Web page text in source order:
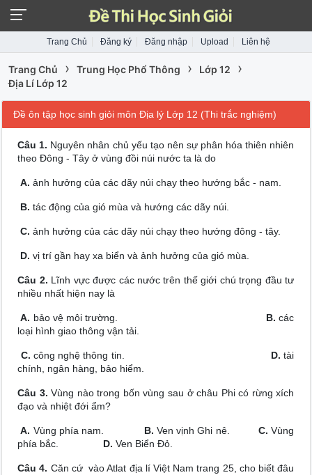
Trang Chủ Đăng ký Đăng nhập Upload Liên hệ
Trang Chủ › Trung Học Phổ Thông › Lớp 12 ›
Địa Lí Lớp 12
Đề ôn tập học sinh giỏi môn Địa lý Lớp 12 (Thi trắc nghiệm)
Câu 1. Nguyên nhân chủ yếu tạo nên sự phân hóa thiên nhiên
theo Đông - Tây ở vùng đồi núi nước ta là do
A.ảnh hưởng của các dãy núi chạy theo hướng bắc - nam.
B.tác động của gió mùa và hướng các dãy núi.
C.ảnh hưởng của các dãy núi chạy theo hướng đông - tây.
D.vị trí gần hay xa biển và ảnh hưởng của gió mùa.
Câu 2. Lĩnh vực được các nước trên thế giới chú trọng đầu tư
nhiều nhất hiện nay là
A. bảo vệ môi trường. B.các
loại hình giao thông vận tải.
C. công nghệ thông tin. D.tài
chính, ngân hàng, bảo hiểm.
Câu 3.Vùng nào trong bốn vùng sau ở châu Phi có rừng xích
đạo và nhiệt đới ẩm?
A. Vùng phía nam. B.Ven vịnh Ghi nê. C.Vùng
phía bắc.
D.Ven Biển Đỏ.
Câu 4. Căn cứ vào Atlat địa lí Việt Nam trang 25, cho biết đâu